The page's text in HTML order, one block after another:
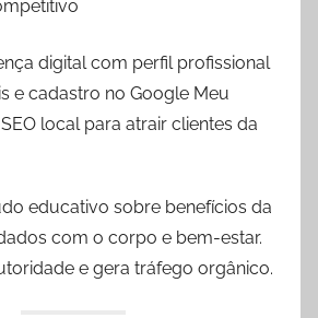
digital com perfil profissional
e cadastro no Google Meu
local para atrair clientes da
educativo sobre benefícios da
com o corpo e bem-estar.
e gera tráfego orgânico.